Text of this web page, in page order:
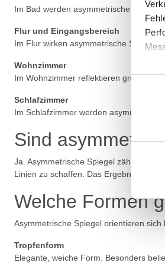
Die
die
Im Bad werden asymmetrische
Flur und Eingangsbereich
Im Flur wirken asymmetrische Spiegel
Wohnzimmer
Im Wohnzimmer reflektieren größere
Schlafzimmer
Im Schlafzimmer werden
Sind
Ja. Asymmetrische Spiegel zählen zu
Linien zu schaffen. Das Ergebnis ist
Welche Formen
Asymmetrische Spiegel orientieren
Tropfenform
Elegante, weiche Form. Besonders